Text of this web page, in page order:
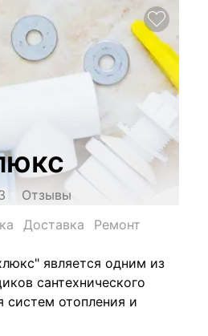
Отзывы
Доставка
Ремонт
является одним из
сантехнического
систем отопления и